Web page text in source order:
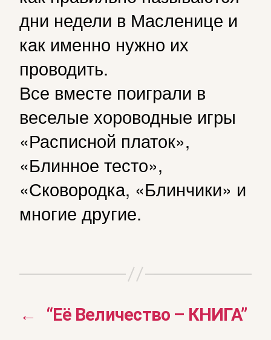
дни недели в Масленице и
как именно нужно их
проводить.
Все вместе поиграли в
веселые хороводные игры
«Расписной платок»,
«Блинное тесто»,
«Сковородка, «Блинчики» и
многие другие.
←
“Её Величество – КНИГА”